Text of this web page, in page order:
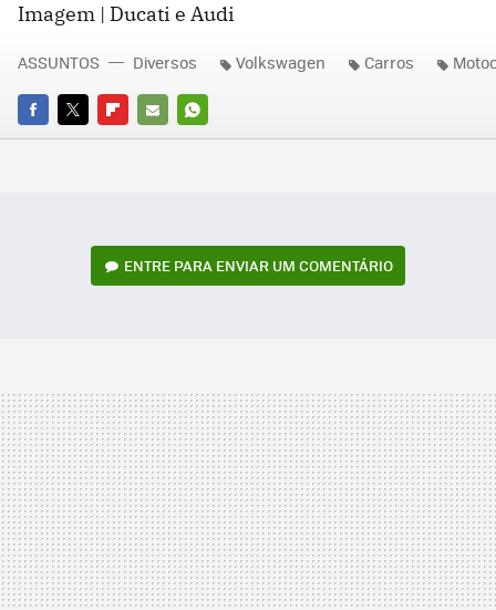
Imagem | Ducati e Audi
FACEBOOK
TWITTERFLIPBOARD
E-
WHATSAPP
ASSUNTOS Diversos Volkswagen Carros
ENTRE PARA ENVIAR UM COMENTÁRIO